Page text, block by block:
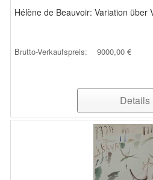
Hélène de Beauvoir: Variation über
Brutto-Verkaufspreis: 9000,00 €
Details